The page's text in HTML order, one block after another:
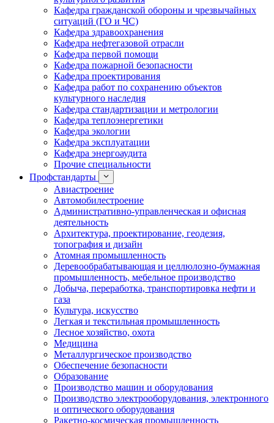
Кафедра гражданской обороны и чрезвычайных
ситуаций (ГО и ЧС)
Кафедра здравоохранения
Кафедра нефтегазовой отрасли
Кафедра первой помощи
Кафедра пожарной безопасности
Кафедра проектирования
Кафедра работ по сохранению объектов
культурного наследия
Кафедра стандартизации и метрологии
Кафедра теплоэнергетики
Кафедра экологии
Кафедра эксплуатации
Кафедра энергоаудита
Прочие специальности
Профстандарты
Авиастроение
Автомобилестроение
Административно-управленческая и офисная
деятельность
Архитектура, проектирование, геодезия,
топография и дизайн
Атомная промышленность
Деревообрабатывающая и целлюлозно-бумажная
промышленность, мебельное производство
Добыча, переработка, транспортировка нефти и
газа
Культура, искусство
Легкая и текстильная промышленность
Лесное хозяйство, охота
Медицина
Металлургическое производство
Обеспечение безопасности
Образование
Производство машин и оборудования
Производство электрооборудования, электронного
и оптического оборудования
Ракетно-космическая промышленность